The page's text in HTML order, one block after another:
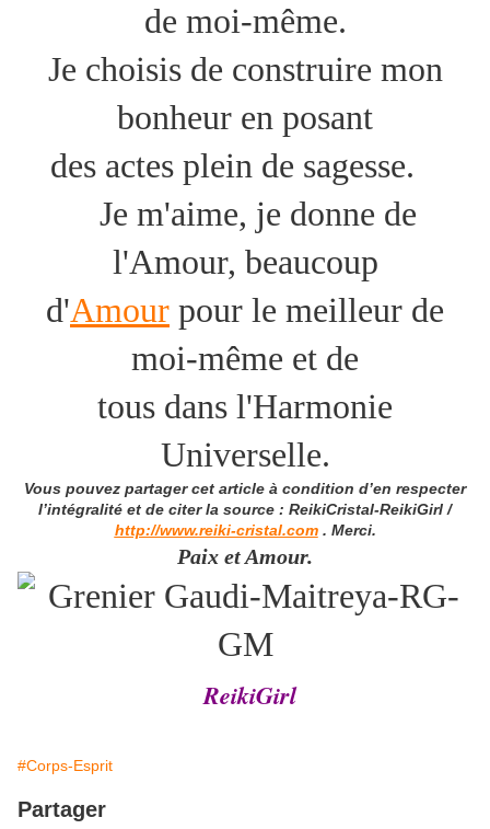
de moi-même.
Je choisis de construire mon
bonheur en posant
des actes plein de sagesse.
Je m'aime, je donne de
l'Amour, beaucoup
d'Amour pour le meilleur de
moi-même et de
tous dans l'Harmonie
Universelle.
Vous pouvez partager cet article à condition d’en respecter
l’intégralité et de citer la source : ReikiCristal-ReikiGirl /
http://www.reiki-cristal.com. Merci.
Paix et Amour.
ReikiGirl
#Corps-Esprit
Partager